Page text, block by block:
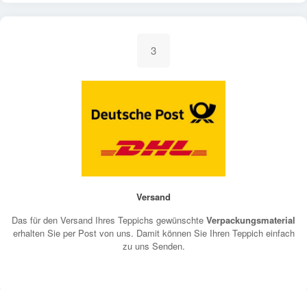
3
Versand
Das für den Versand Ihres Teppichs gewünschte Verpackungsmaterial
erhalten Sie per Post von uns. Damit können Sie Ihren Teppich einfach
zu uns Senden.